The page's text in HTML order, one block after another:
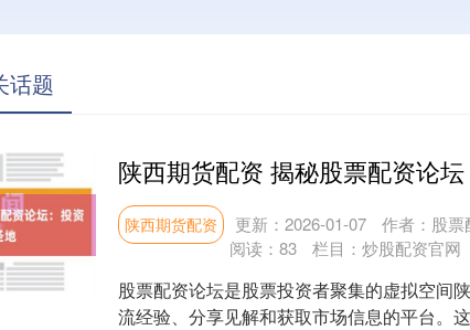
话题
陕西期货配资 更新：2026-01-07
作者：股票
阅读： 83 栏目： 炒股配资官网
股票配资论坛是股票投资者聚集的虚拟空间
流经验、分享见解和获取市场信息的平台。